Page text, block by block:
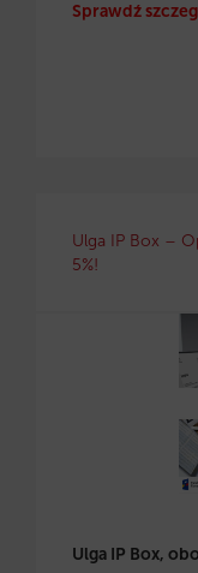
Sprawdź
Ulga IP Box –
5%!
Ulga IP Box,